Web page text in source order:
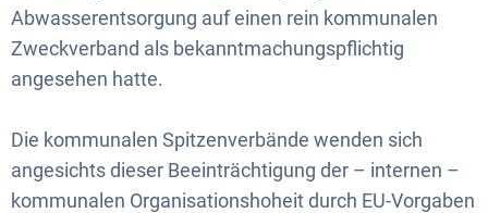
Abwasserentsorgung auf einen rein kommunalen
Zweckverband als bekanntmachungspflichtig
angesehen hatte.
Die kommunalen Spitzenverbände wenden sich
angesichts dieser Beeinträchtigung der – internen –
kommunalen Organisationshoheit durch EU-Vorgaben